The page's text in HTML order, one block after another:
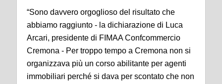
“Sono davvero orgoglioso del risultato che
abbiamo raggiunto - la dichiarazione di Luca
Arcari, presidente di FIMAA Confcommercio
Cremona - Per troppo tempo a Cremona non si
organizzava più un corso abilitante per agenti
immobiliari perché si dava per scontato che non